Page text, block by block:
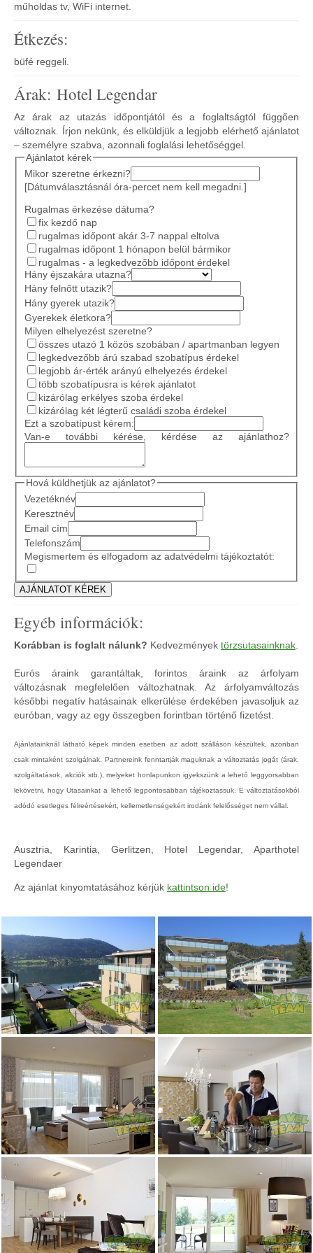
műholdas tv, WiFi internet.
Étkezés:
büfé reggeli.
Árak: Hotel Legendar
Az árak az utazás időpontjától és a foglaltságtól függően
változnak. Írjon nekünk, és elküldjük a legjobb elérhető ajánlatot
– személyre szabva, azonnali foglalási lehetőséggel.
Ajánlatot kérek
Mikor szeretne érkezni?
[Dátumválasztásnál óra-percet nem kell megadni.]
Rugalmas érkezése dátuma?
fix kezdő nap
rugalmas időpont akár 3-7 nappal eltolva
rugalmas időpont 1 hónapon belül bármikor
rugalmas - a legkedvezőbb időpont érdekel
Hány éjszakára utazna?
Hány felnőtt utazik?
Hány gyerek utazik?
Gyerekek életkora?
Milyen elhelyezést szeretne?
összes utazó 1 közös szobában / apartmanban legyen
legkedvezőbb árú szabad szobatípus érdekel
legjobb ár-érték arányú elhelyezés érdekel
több szobatípusra is kérek ajánlatot
kizárólag erkélyes szoba érdekel
kizárólag két légterű családi szoba érdekel
Ezt a szobatípust kérem:
Van-e további kérése, kérdése az ajánlathoz?
Hová küldhetjük az ajánlatot?
Vezetéknév
Keresztnév
Email cím
Telefonszám
Megismertem és elfogadom az adatvédelmi tájékoztatót:
Egyéb információk:
Korábban is foglalt nálunk? Kedvezmények törzsutasainknak.
Eurós áraink garantáltak, forintos áraink az árfolyam
változásnak megfelelően változhatnak. Az árfolyamváltozás
későbbi negatív hatásainak elkerülése érdekében javasoljuk az
euróban, vagy az egy összegben forintban történő fizetést.
Ajánlatainknál látható képek minden esetben az adott szálláson készültek, azonban
csak mintaként szolgálnak. Partnereink fenntartják maguknak a változtatás jogát (árak,
szolgáltatások, akciók stb.), melyeket honlapunkon igyekszünk a lehető leggyorsabban
lekövetni, hogy Utasainkat a lehető legpontosabban tájékoztassuk. E változtatásokból
adódó esetleges félreértésekért, kellemetlenségekért irodánk felelősséget nem vállal.
Ausztria, Karintia, Gerlitzen, Hotel Legendar, Aparthotel
Legendaer
Az ajánlat kinyomtatásához kérjük kattintson ide!